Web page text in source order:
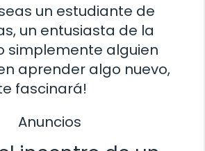
un estudiante de
un entusiasta de la
simplemente alguien
aprender algo nuevo,
fascinará!
Anuncios